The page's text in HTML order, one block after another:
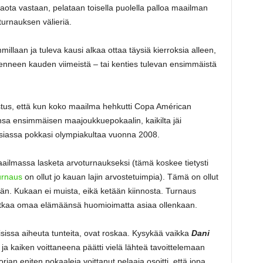
vastaan, pelataan toisella puolella palloa maailman
välieriä.
ja tuleva kausi alkaa ottaa täysiä kierroksia alleen,
kauden viimeistä – tai kenties tulevan ensimmäistä
että kun koko maailma hehkutti Copa Américan
ensimmäisen maajoukkuepokaalin, kaikilta jäi
pokkasi olympiakultaa vuonna 2008.
lasketa arvoturnaukseksi (tämä koskee tietysti
on ollut jo kauan lajin arvostetuimpia). Tämä on ollut
Kukaan ei muista, eikä ketään kiinnosta. Turnaus
omaa elämäänsä huomioimatta asiaa ollenkaan.
aiheuta tunteita, ovat roskaa. Kysykää vaikka Dani
kaiken voittaneena päätti vielä lähteä tavoittelemaan
eniten pokaaleja voittanut pelaaja osoitti, että jopa